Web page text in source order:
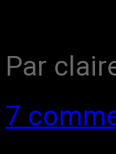
Par
7